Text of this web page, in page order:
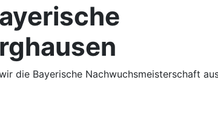
die Bayerische Nachwuchsmeisterschaft